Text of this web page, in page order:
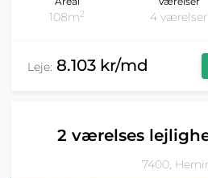
108m2 4 værelser
Leje: 8.103 kr/md
2 værelses
7400,